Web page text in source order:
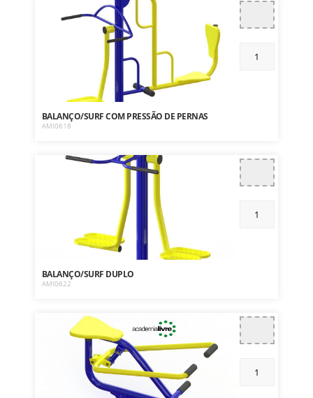
BALANÇO/SURF COM PRESSÃO DE PERNAS
AMI0618
BALANÇO/SURF DUPLO
AMI0622